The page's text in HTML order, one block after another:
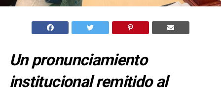
Un pronunciamiento
institucional remitido al